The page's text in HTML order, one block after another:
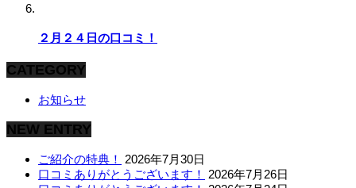
２月２４日の口コミ！
CATEGORY
お知らせ
NEW ENTRY
ご紹介の特典！
2026年7月30日
口コミありがとうございます！
2026年7月26日